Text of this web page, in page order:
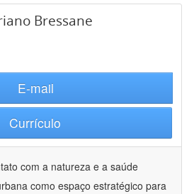
Bressane
E-mail
Currículo
com a natureza e a saúde
como espaço estratégico para